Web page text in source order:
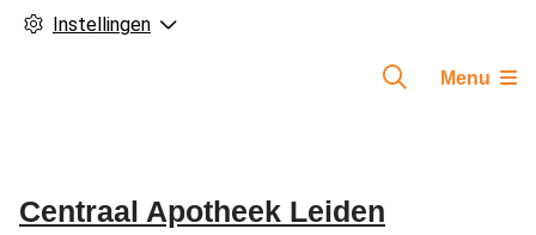
Instellingen
Centraal Apotheek Leiden
Menu